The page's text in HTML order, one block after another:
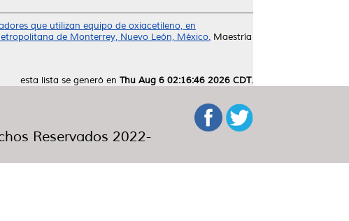
que utilizan equipo de oxiacetileno, en
de Monterrey, Nuevo León, México. Maestría
esta lista se generó en Thu Aug 6 02:16:46 2026 CDT.
Reservados 2022-